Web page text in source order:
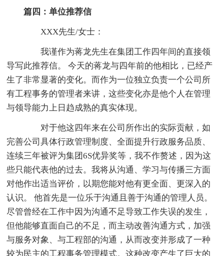
篇四：单位推荐信
XXX先生/女士：
我谨作为蒋龙先生在集团工作四年间的直接领
导写此推荐信。 今天的蒋龙与四年前的他相比，已经产
生了非常显著的变化。而作为一位独立负责一个公司所
有工程事务的管理者来讲，这些变化亦是他个人在管理
与领导能力上日趋成熟的真实体现。
对于他这四年来在公司所作出的实际贡献，如
完善公司具体行政管理制度、全面提升行政服务品质、
连续三年被评为集团6S优异奖等，我不作赘述，因为这
些只能代表他的过去。我将从沟通、学习与传播三方面
对他作出适当评价，以期您能对他有更全面、更深入的
认识。 他首先是一位乐于沟通且善于沟通的管理人员。
尽管曾经在工作中因为沟通不足导致工作失误的发生，
但他能够直面自己的不足，而主动改善沟通方式，加强
与服务对象、与工程部的沟通，从而改变并形成了一种
较为民主的工程事务管理模式。这种改变产生了巨大的